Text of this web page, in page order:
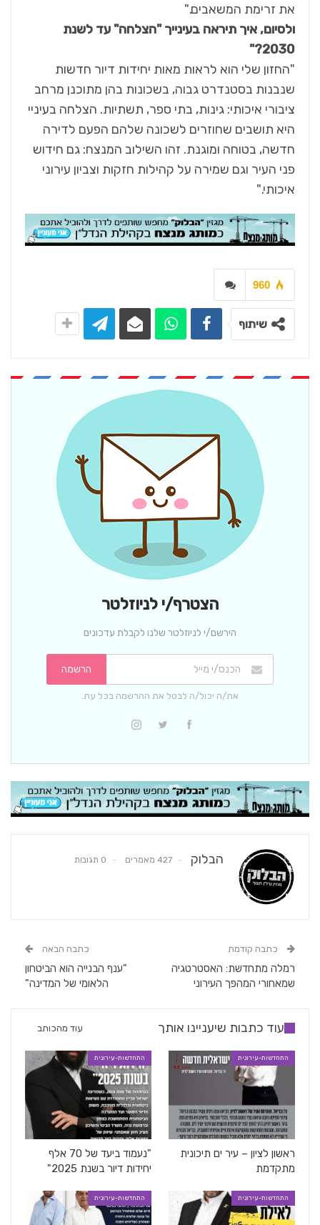
את זרימת המשאבים."
ולסיום, איך תיראה בעינייך "הצלחה" עד לשנת
2030?"
"החזון שלי הוא לראות מאות יחידות דיור חדשות
שנבנות בסטנדרט גבוה, בשכונות בהן מתוכנן מרחב
ציבורי איכותי: גינות, בתי ספר, תשתיות. הצלחה בעיניי
היא תושבים שחוזרים לשכונה שלהם הפעם לדירה
חדשה, בטוחה ומוגנת. זהו השילוב המנצח: גם חידוש
פני העיר וגם שמירה על קהילות חזקות וצביון עירוני
איכותי."
960
שיתוף
הצטרף/י לניוזלטר
הירשם/י לניוזלטר שלנו לקבלת עדכונים
הרשמה
את/ה יכול/ה לבטל את ההרשמה בכל עת.
הבלוק 427 מאמרים 0 תגובות
כתבה קודמת
רמלה מתחדשת: האסטרטגיה
שמאחורי המהפך העירוני
כתבה הבאה
"ענף הבנייה הוא הביטחון
הלאומי של המדינה"
עוד כתבות שיעניינו אותך עוד מהכותב
התחדשות-עירונית
ראשון לציון – עיר ים תיכונית
מתקדמת
התחדשות-עירונית
"נעמוד ביעד של 70 אלף
יחידות דיור בשנת 2025"
התחדשות-עירונית התחדשות-עירונית